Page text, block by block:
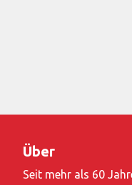
Über
Seit mehr als 60